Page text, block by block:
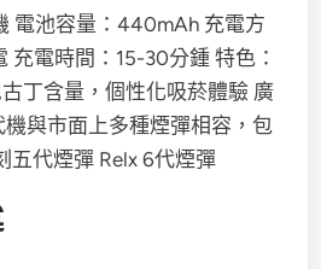
電池容量：440mAh 充電方
充電時間：15-30分鍾 特色：
丁含量，個性化吸菸體驗 廣
機與市面上多種煙彈相容，包
五代煙彈 Relx 6代煙彈